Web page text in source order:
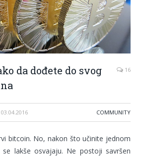
da dođete do svog
16
03.04.2016 COMMUNITY
bitcoin. No, nakon što učinite jednom
lakše osvajaju. Ne postoji savršen